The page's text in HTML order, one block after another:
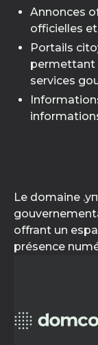
Annonces
officielles
Portails
permettant
services
Le domaine
offrant un
présence